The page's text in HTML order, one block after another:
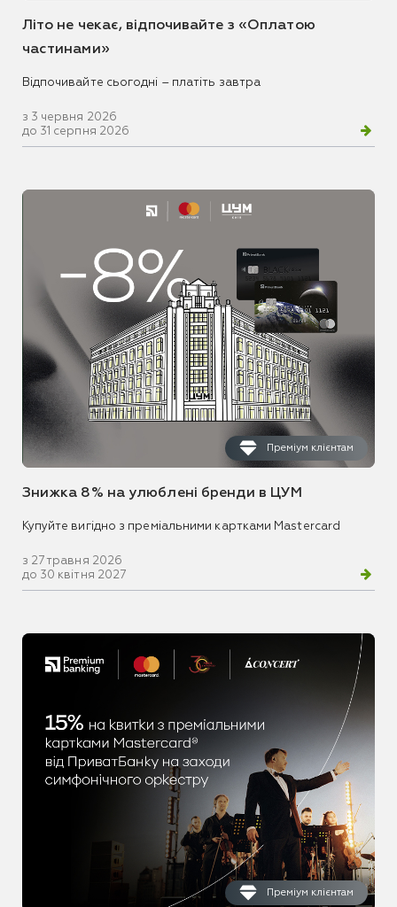
Літо не чекає, відпочивайте з «Оплатою
частинами»
Відпочивайте сьогодні – платіть завтра
з 3 червня 2026
до 31 серпня 2026
Преміум клієнтам
Знижка 8% на улюблені бренди в ЦУМ
Купуйте вигідно з преміальними картками Mastercard
з 27 травня 2026
до 30 квітня 2027
Преміум клієнтам